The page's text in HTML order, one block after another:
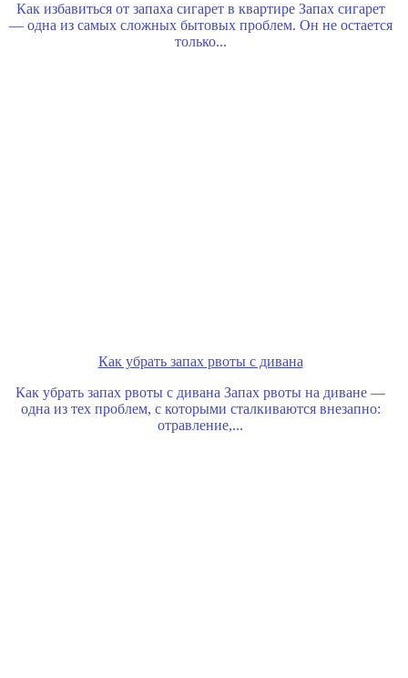
Как избавиться от запаха сигарет в квартире Запах сигарет
— одна из самых сложных бытовых проблем. Он не остается
только...
Как убрать запах рвоты с дивана
Как убрать запах рвоты с дивана Запах рвоты на диване —
одна из тех проблем, с которыми сталкиваются внезапно:
отравление,...